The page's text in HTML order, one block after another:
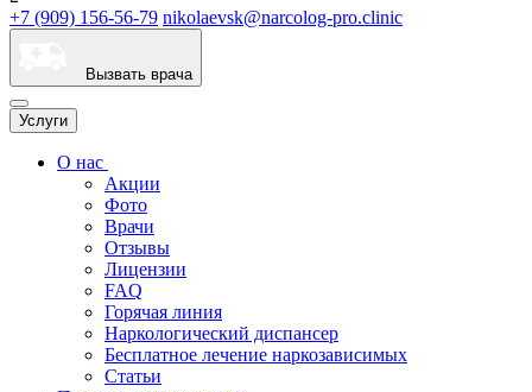
+7 (909) 156-56-79 nikolaevsk@narcolog-pro.clinic
Вызвать врача
Услуги
О нас
Акции
Фото
Врачи
Отзывы
Лицензии
FAQ
Горячая линия
Наркологический диспансер
Бесплатное лечение наркозависимых
Статьи